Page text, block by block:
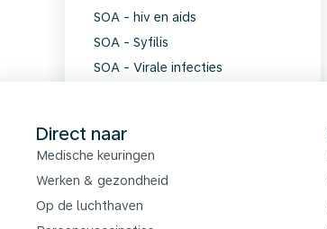
SOA - hiv en aids
SOA - Syfilis
SOA - Virale infecties
Trombose
Direct naar
Medische keuringen
Werken & gezondheid
Op de luchthaven